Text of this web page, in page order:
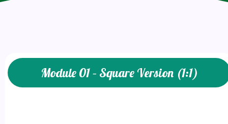
Module 01 – Square Version (1:1)